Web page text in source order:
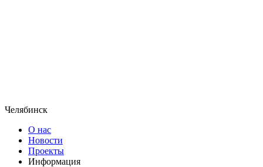
Челябинск
О нас
Новости
Проекты
Информация